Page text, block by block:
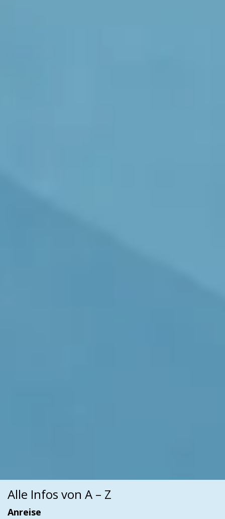
Alle Infos von A – Z
Anreise